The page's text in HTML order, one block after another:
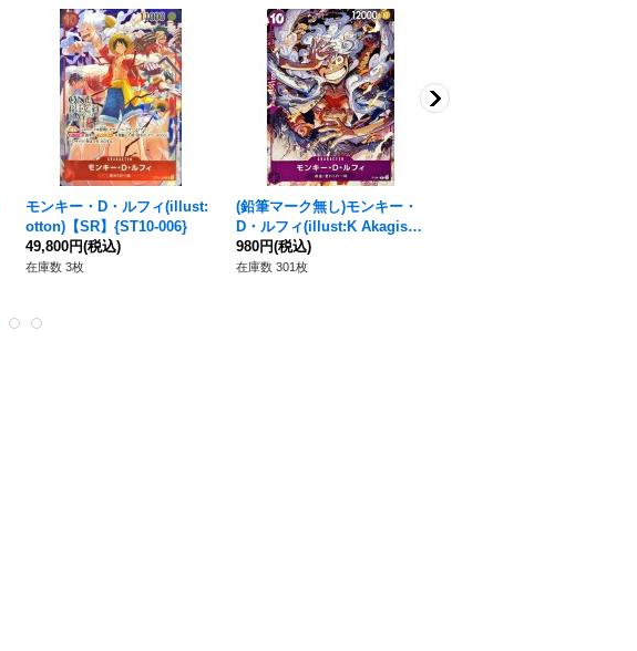
モンキー・D・ルフィ(illust:
otton)【SR】{ST10-006}
49,800円(税込)
在庫数 3枚
(鉛筆マーク無し)モンキー・
D・ルフィ(illust:K Akagish
i)【P】{P-041}
980円(税込)
在庫数 301枚